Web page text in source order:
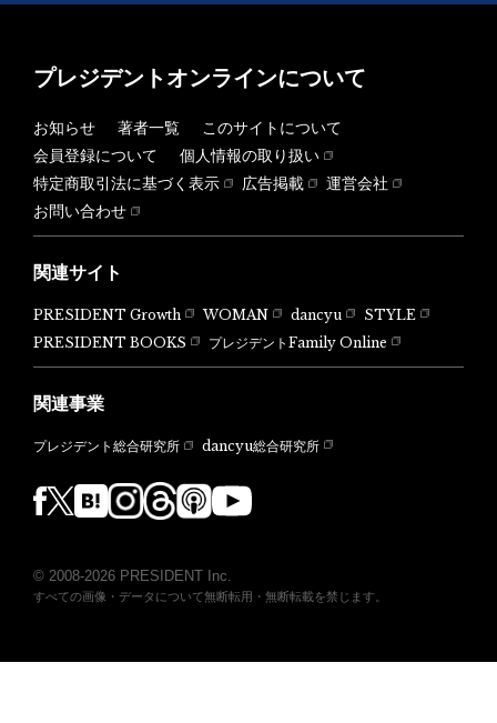
プレジデントオンラインについて
お知らせ 著者一覧
このサイトについて
会員登録について
個人情報の取り扱い
特定商取引法に基づく表示
広告掲載
運営会社
お問い合わせ
関連サイト
PRESIDENT Growth WOMAN dancyu
STYLE
PRESIDENT BOOKS
プレジデントFamily Online
関連事業
プレジデント総合研究所 dancyu総合研究所
© 2008-2026 PRESIDENT Inc.
すべての画像・データについて無断転用・無断転載を禁じます。